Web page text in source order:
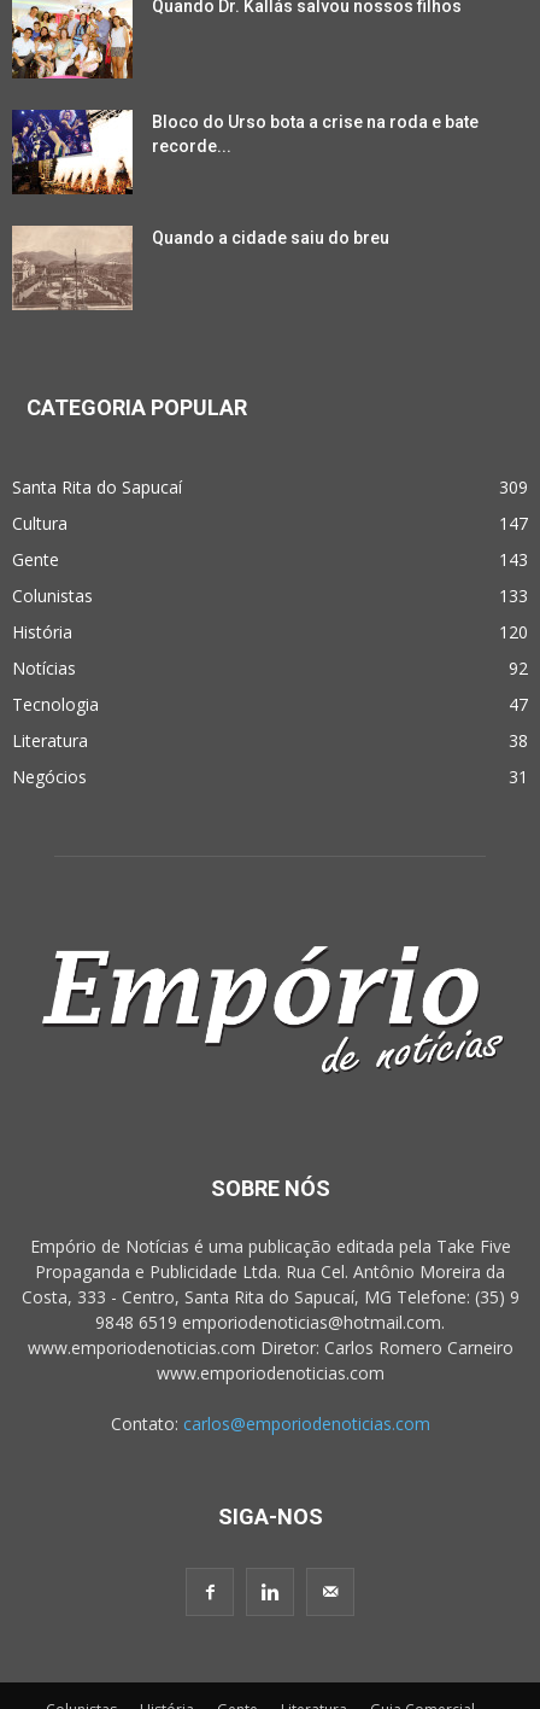
Quando Dr. Kallás salvou nossos filhos
Bloco do Urso bota a crise na roda e bate
recorde...
Quando a cidade saiu do breu
CATEGORIA POPULAR
Santa Rita do Sapucaí
309
Cultura
147
Gente
143
Colunistas
133
História
120
Notícias
92
Tecnologia
47
Literatura
38
Negócios
31
SOBRE NÓS
Empório de Notícias é uma publicação editada pela Take Five
Propaganda e Publicidade Ltda. Rua Cel. Antônio Moreira da
Costa, 333 - Centro, Santa Rita do Sapucaí, MG Telefone: (35) 9
9848 6519 emporiodenoticias@hotmail.com.
www.emporiodenoticias.com Diretor: Carlos Romero Carneiro
www.emporiodenoticias.com
Contato: carlos@emporiodenoticias.com
SIGA-NOS